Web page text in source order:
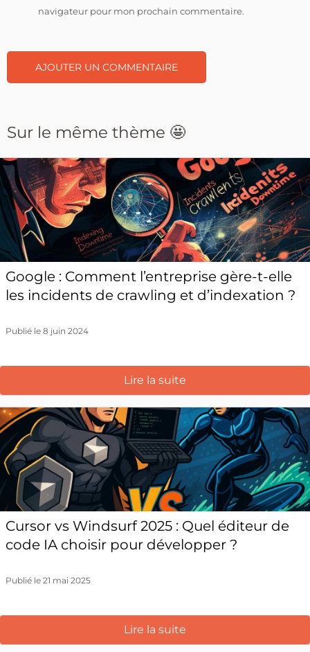
navigateur pour mon prochain commentaire.
Sur le même thème 🤩
Google : Comment l’entreprise gère-t-elle
les incidents de crawling et d’indexation ?
Publié le 8 juin 2024
Lire la suite
Cursor vs Windsurf 2025 : Quel éditeur de
code IA choisir pour développer ?
Publié le 21 mai 2025
Lire la suite